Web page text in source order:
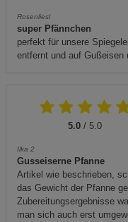
Rosenliesl
super Pfännchen
perfekt für unsere
entfernt und auf
5.0 / 5.0
Ilka 2
Gusseiserne Pfanne
Artikel wie beschrieben,
das Gewicht der Pfanne
Zubereitungsergebnisse
man sich auch erst